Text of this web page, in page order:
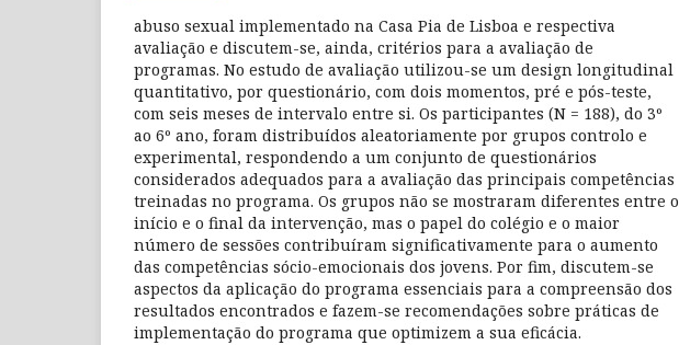
abuso sexual implementado na Casa Pia de Lisboa e respectiva
avaliação e discutem-se, ainda, critérios para a avaliação de
programas. No estudo de avaliação utilizou-se um design longitudinal
quantitativo, por questionário, com dois momentos, pré e pós-teste,
com seis meses de intervalo entre si. Os participantes (N = 188), do 3º
ao 6º ano, foram distribuídos aleatoriamente por grupos controlo e
experimental, respondendo a um conjunto de questionários
considerados adequados para a avaliação das principais competências
treinadas no programa. Os grupos não se mostraram diferentes entre o
início e o final da intervenção, mas o papel do colégio e o maior
número de sessões contribuíram significativamente para o aumento
das competências sócio-emocionais dos jovens. Por fim, discutem-se
aspectos da aplicação do programa essenciais para a compreensão dos
resultados encontrados e fazem-se recomendações sobre práticas de
implementação do programa que optimizem a sua eficácia.